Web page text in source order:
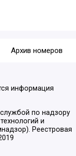
Архив номеров
информация
по надзору
и
Реестровая